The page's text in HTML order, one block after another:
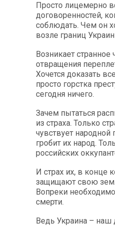
Просто лицемерно
договоренностей,
соблюдать. Чем он
возле границ
Возникает
отвращения
Хочется доказать
просто горстка
сегодня ничего.
Зачем пытаться
из страха. Только
чувствует
гробит их народ.
российских
И страх их, в конце
защищают свою
Вопреки
смерти.
Ведь Украина –